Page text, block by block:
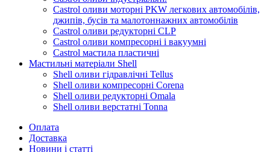
Castrol оливи моторні PKW легкових автомобілів,
джипів, бусів та малотоннажних автомобілів
Castrol оливи редукторні CLP
Castrol оливи компресорні і вакуумні
Castrol мастила пластичні
Мастильні матеріали Shell
Shell оливи гідравлічні Tellus
Shell оливи компресорні Corena
Shell оливи редукторні Omala
Shell оливи верстатні Tonna
Оплата
Доставка
Новини і статті